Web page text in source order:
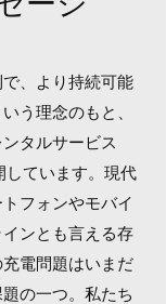
、より持続可能
う理念のもと、
タルサービス
しています。現代
フォンやモバイ
ンとも言える存
電問題はいまだ
の一つ。私たち